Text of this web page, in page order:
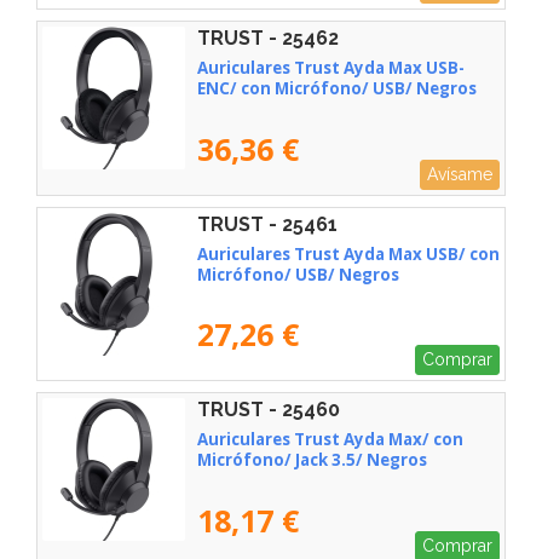
TRUST - 25462
Auriculares Trust Ayda Max USB-
ENC/ con Micrófono/ USB/ Negros
36,36 €
Avísame
TRUST - 25461
Auriculares Trust Ayda Max USB/ con
Micrófono/ USB/ Negros
27,26 €
Comprar
TRUST - 25460
Auriculares Trust Ayda Max/ con
Micrófono/ Jack 3.5/ Negros
18,17 €
Comprar